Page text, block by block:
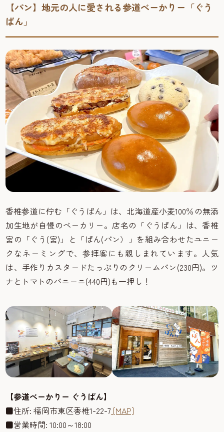
【パン】地元の人に愛される参道べーかりー「ぐう
ぱん」
香椎参道に佇む「ぐうぱん」は、北海道産小麦100％の無添
加生地が自慢のベーカリー。店名の「ぐうぱん」は、香椎
宮の「ぐう(宮)」と「ぱん(パン）」を組み合わせたユニー
クなネーミングで、参拝客にも親しまれています。人気
は、手作りカスタードたっぷりのクリームパン(230円)。ツ
ナとトマトのパニーニ(440円)も一押し！
【参道べーかりー ぐうぱん】
■住所: 福岡市東区香椎1-22-7 [MAP]
■営業時間: 10:00～18:00